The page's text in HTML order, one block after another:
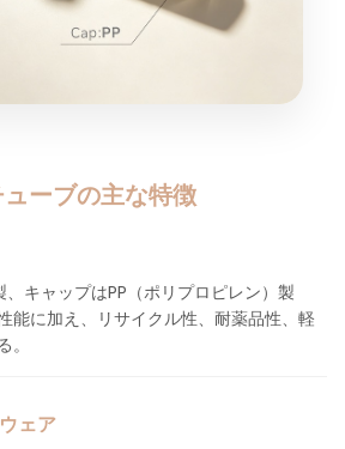
ーブの主な特徴
、キャップはPP（ポリプロピレン）製
能に加え、リサイクル性、耐薬品性、軽
ェア